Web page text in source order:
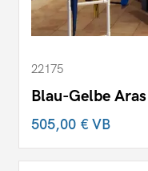
22175
Blau-Gelbe
505,00 €VB